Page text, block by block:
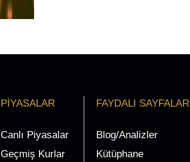
PİYASALAR
Canlı Piyasalar
Geçmiş Kurlar
FAYDALI SAYFALAR
Blog/Analizler
Kütüphane